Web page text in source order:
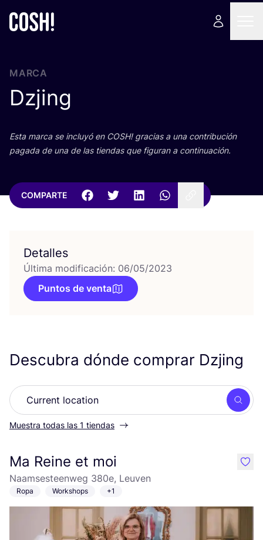
MARCA
Dzjing
Esta mar­ca se inclu­yó en COSH! gra­cias a una con­tri­bu­ción
paga­da de una de las tien­das que figu­ran a continuación.
COMPARTE
Detalles
Última modificación: 06/05/2023
Puntos de venta
Descubra dónde comprar Dzjing
Muestra todas las 1 tiendas
Ma Reine et moi
Naamsesteenweg 380e, Leuven
Ropa Workshops +1
like